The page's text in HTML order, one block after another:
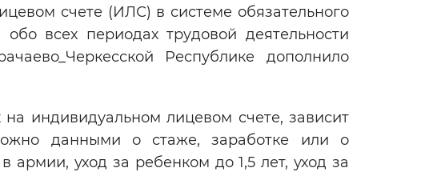
счете (ИЛС) в системе обязательного
всех периодах трудовой деятельности
Республике дополнило
индивидуальном лицевом счете, зависит
данными о стаже, заработке или о
армии, уход за ребенком до 1,5 лет, уход за